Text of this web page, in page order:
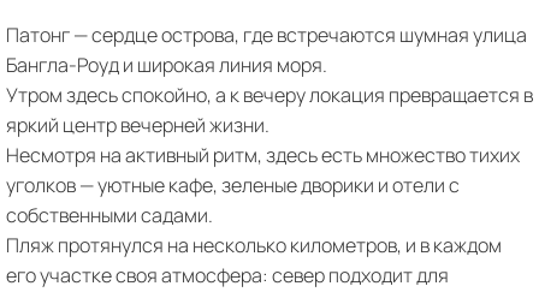
Патонг — сердце острова, где встречаются шумная улица
Бангла-Роуд и широкая линия моря.
Утром здесь спокойно, а к вечеру локация превращается в
яркий центр вечерней жизни.
Несмотря на активный ритм, здесь есть множество тихих
уголков — уютные кафе, зеленые дворики и отели с
собственными садами.
Пляж протянулся на несколько километров, и в каждом
его участке своя атмосфера: север подходит для